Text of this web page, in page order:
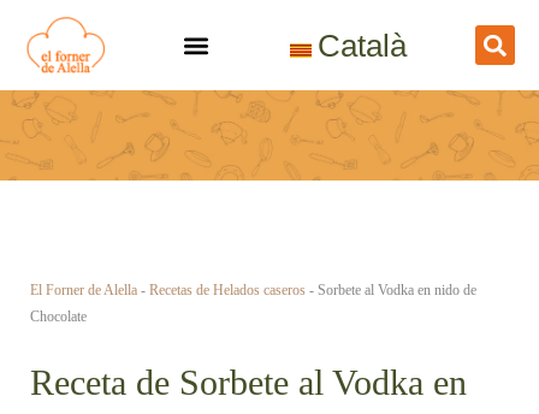
contenido
Català
El Forner de Alella - Recetas de Helados caseros - Sorbete al Vodka en nido de
Chocolate
Receta de Sorbete al Vodka en